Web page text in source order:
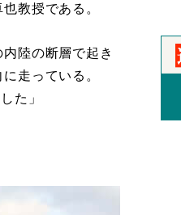
教授である。
陸の断層で起き
走っている。
た」